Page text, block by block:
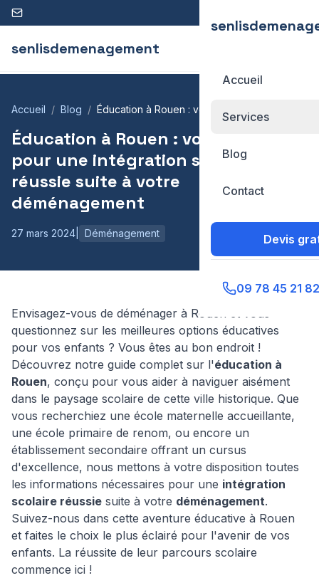
senlisdemenagement
Accueil
Services
Blog
Contact
Devis
09 78 45 21 82
Accueil Blog
Éducation à Rouen : votre guide pour une
intégration scolaire réussie suite à votre
déménagement
Éducation à Rouen : votre guide
pour une intégration scolaire
réussie suite à votre
déménagement
27 mars 2024 Déménagement
Envisagez-vous de déménager à Rouen et vous
questionnez sur les meilleures options éducatives
pour vos enfants ? Vous êtes au bon endroit !
Découvrez notre guide complet sur l'éducation à
Rouen, conçu pour vous aider à naviguer aisément
dans le paysage scolaire de cette ville historique. Que
vous recherchiez une école maternelle accueillante,
une école primaire de renom, ou encore un
établissement secondaire offrant un cursus
d'excellence, nous mettons à votre disposition toutes
les informations nécessaires pour une intégration
scolaire réussie suite à votre déménagement.
Suivez-nous dans cette aventure éducative à Rouen
et faites le choix le plus éclairé pour l'avenir de vos
enfants. La réussite de leur parcours scolaire
commence ici !